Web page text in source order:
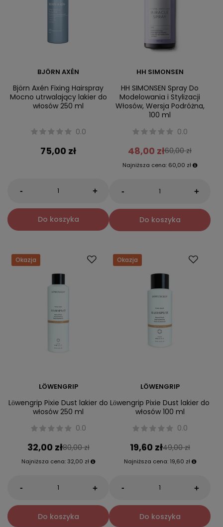
BJÖRN AXÉN
Björn Axén Fixing Hairspray
Mocno utrwalający lakier do
włosów 250 ml
0.0
75,00 zł
- +
Do koszyka
HH SIMONSEN
HH SIMONSEN Spray Do
Modelowania i Stylizacji
Włosów, Wersja Podróżna,
100 ml
0.0
48,00 zł60,00 zł
Najniższa cena: 60,00 zł
- +
Do koszyka
Okazja
LÖWENGRIP
Lӧwengrip Pixie Dust lakier do
włosów 250 ml
0.0
32,00 zł80,00 zł
Najniższa cena: 32,00 zł
- +
Do koszyka
Okazja
LÖWENGRIP
Lӧwengrip Pixie Dust lakier do
włosów 100 ml
0.0
19,60 zł49,00 zł
Najniższa cena: 19,60 zł
- +
Do koszyka